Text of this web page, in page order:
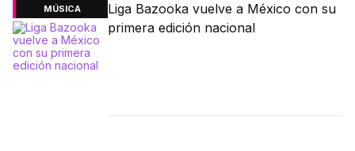
MÚSICA
Liga Bazooka vuelve a México con su
primera edición nacional